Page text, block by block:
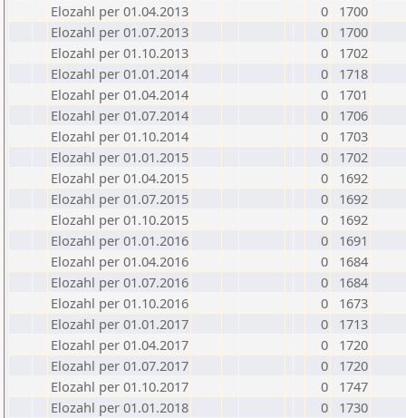
Elozahl per 01.04.2013
0
1700
Elozahl per 01.07.2013
0
1700
Elozahl per 01.10.2013
0
1702
Elozahl per 01.01.2014
0
1718
Elozahl per 01.04.2014
0
1701
Elozahl per 01.07.2014
0
1706
Elozahl per 01.10.2014
0
1703
Elozahl per 01.01.2015
0
1702
Elozahl per 01.04.2015
0
1692
Elozahl per 01.07.2015
0
1692
Elozahl per 01.10.2015
0
1692
Elozahl per 01.01.2016
0
1691
Elozahl per 01.04.2016
0
1684
Elozahl per 01.07.2016
0
1684
Elozahl per 01.10.2016
0
1673
Elozahl per 01.01.2017
0
1713
Elozahl per 01.04.2017
0
1720
Elozahl per 01.07.2017
0
1720
Elozahl per 01.10.2017
0
1747
Elozahl per 01.01.2018
0
1730